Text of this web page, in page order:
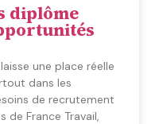
diplôme
une place réelle
dans les
de recrutement
de France Travail,